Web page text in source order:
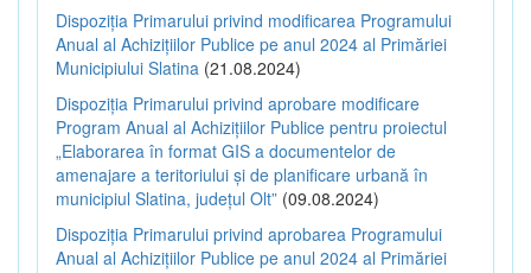
Dispoziția Primarului privind modificarea Programului
Anual al Achizițiilor Publice pe anul 2024 al Primăriei
Municipiului Slatina (21.08.2024)
Dispoziția Primarului privind aprobare modificare
Program Anual al Achizițiilor Publice pentru proiectul
„Elaborarea în format GIS a documentelor de
amenajare a teritoriului și de planificare urbană în
municipiul Slatina, județul Olt” (09.08.2024)
Dispoziția Primarului privind aprobarea Programului
Anual al Achizițiilor Publice pe anul 2024 al Primăriei